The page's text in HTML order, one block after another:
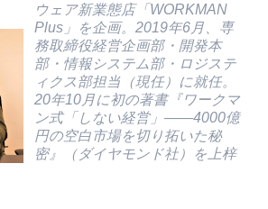
ウェア新業態店「WORKMAN
Plus」を企画。2019年6月、専
務取締役経営企画部・開発本
部・情報システム部・ロジステ
ィクス部担当（現任）に就任。
20年10月に初の著書『ワークマ
ン式「しない経営」――4000億
円の空白市場を切り拓いた秘
密』（ダイヤモンド社）を上梓